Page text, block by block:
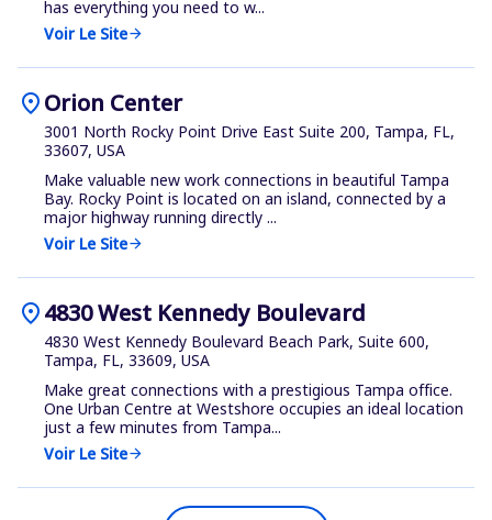
has everything you need to w...
Voir Le Sitearrow_forward
location_onOrion Center
3001 North Rocky Point Drive East Suite 200, Tampa, FL,
33607, USA
Make valuable new work connections in beautiful Tampa
Bay. Rocky Point is located on an island, connected by a
major highway running directly ...
Voir Le Sitearrow_forward
location_on4830 West Kennedy Boulevard
4830 West Kennedy Boulevard Beach Park, Suite 600,
Tampa, FL, 33609, USA
Make great connections with a prestigious Tampa office.
One Urban Centre at Westshore occupies an ideal location
just a few minutes from Tampa...
Voir Le Sitearrow_forward